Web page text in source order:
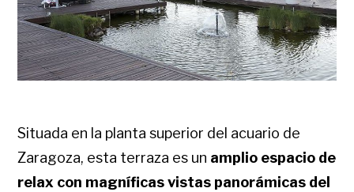
Situada en la planta superior del acuario de
Zaragoza, esta terraza es un amplio espacio de
relax con magníficas vistas panorámicas del